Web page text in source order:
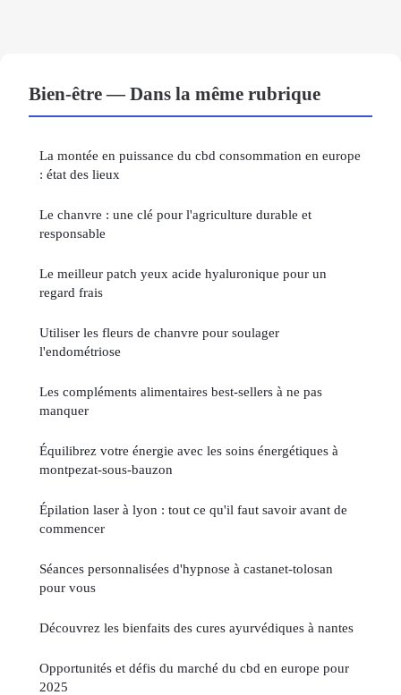
Bien-être — Dans la même rubrique
La montée en puissance du cbd consommation en europe
: état des lieux
Le chanvre : une clé pour l'agriculture durable et
responsable
Le meilleur patch yeux acide hyaluronique pour un
regard frais
Utiliser les fleurs de chanvre pour soulager
l'endométriose
Les compléments alimentaires best-sellers à ne pas
manquer
Équilibrez votre énergie avec les soins énergétiques à
montpezat-sous-bauzon
Épilation laser à lyon : tout ce qu'il faut savoir avant de
commencer
Séances personnalisées d'hypnose à castanet-tolosan
pour vous
Découvrez les bienfaits des cures ayurvédiques à nantes
Opportunités et défis du marché du cbd en europe pour
2025